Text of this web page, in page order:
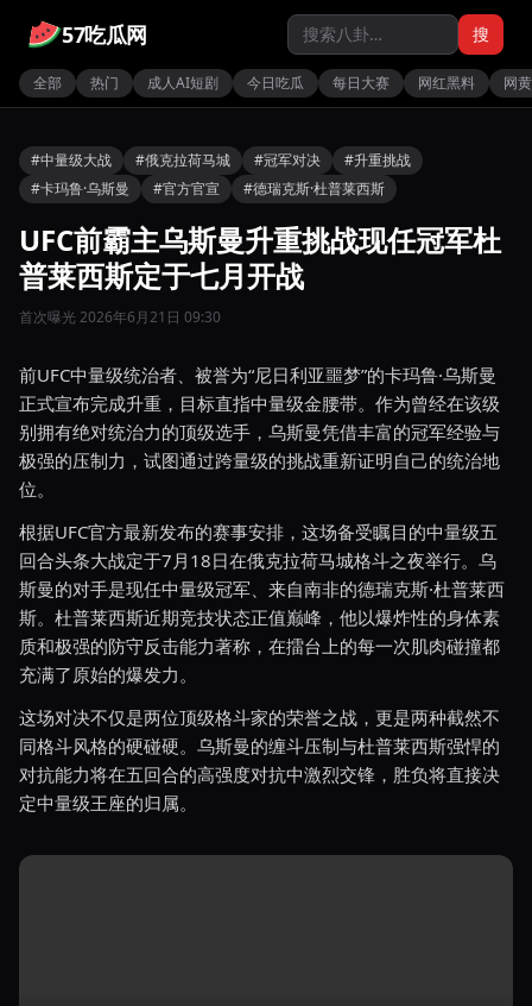
57吃瓜网 搜
全部 热门 成人AI短剧 今日吃瓜 每日大赛 网红黑料 网
#中量级大战 #俄克拉荷马城 #冠军对决
#升重挑战
#卡玛鲁·乌斯曼
#官方官宣 #德瑞克斯·杜普莱西斯
UFC前霸主乌斯曼升重挑战现任冠军杜
普莱西斯定于七月开战
首次曝光 2026年6月21日 09:30
前UFC中量级统治者、被誉为“尼日利亚噩梦”的卡玛鲁·乌斯曼
正式宣布完成升重，目标直指中量级金腰带。作为曾经在该级
别拥有绝对统治力的顶级选手，乌斯曼凭借丰富的冠军经验与
极强的压制力，试图通过跨量级的挑战重新证明自己的统治地
位。
根据UFC官方最新发布的赛事安排，这场备受瞩目的中量级五
回合头条大战定于7月18日在俄克拉荷马城格斗之夜举行。乌
斯曼的对手是现任中量级冠军、来自南非的德瑞克斯·杜普莱西
斯。杜普莱西斯近期竞技状态正值巅峰，他以爆炸性的身体素
质和极强的防守反击能力著称，在擂台上的每一次肌肉碰撞都
充满了原始的爆发力。
这场对决不仅是两位顶级格斗家的荣誉之战，更是两种截然不
同格斗风格的硬碰硬。乌斯曼的缠斗压制与杜普莱西斯强悍的
对抗能力将在五回合的高强度对抗中激烈交锋，胜负将直接决
定中量级王座的归属。